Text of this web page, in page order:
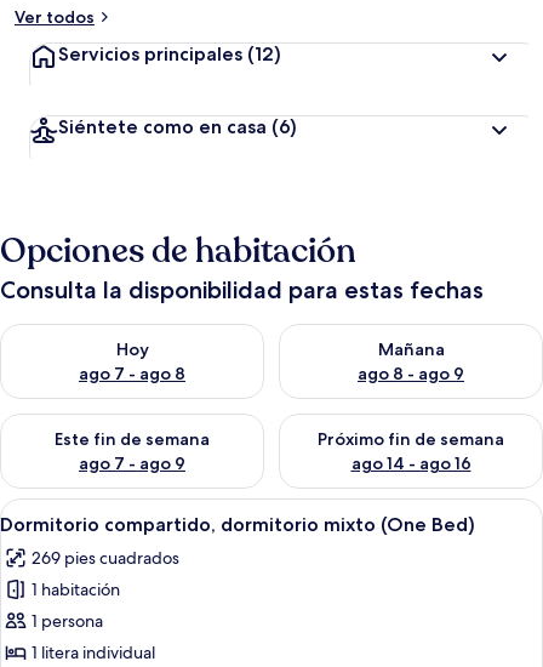
Ver todos
Servicios principales (12)
Siéntete como en casa (6)
Opciones de habitación
Consulta la disponibilidad para estas fechas
Hoy
ago 7 - ago 8
Consulta la disponibilidad para hoy ago 7 - ago 8
Mañana
ago 8 - ago 9
Consulta la disponibilidad
Este fin de semana
ago 7 - ago 9
Consulta la disponibilidad para este fin de semana ago 7 -
Próximo fin de semana
ago 14 - ago 16
Consulta la disponibilidad
Abrir
todas
las
fotos
de
Dormitorio
Habitación con literas, suelo de
13
Dormitorio compartido, dormitorio mixto (One Bed)
269 pies cuadrados
1 habitación
1 persona
1 litera individual